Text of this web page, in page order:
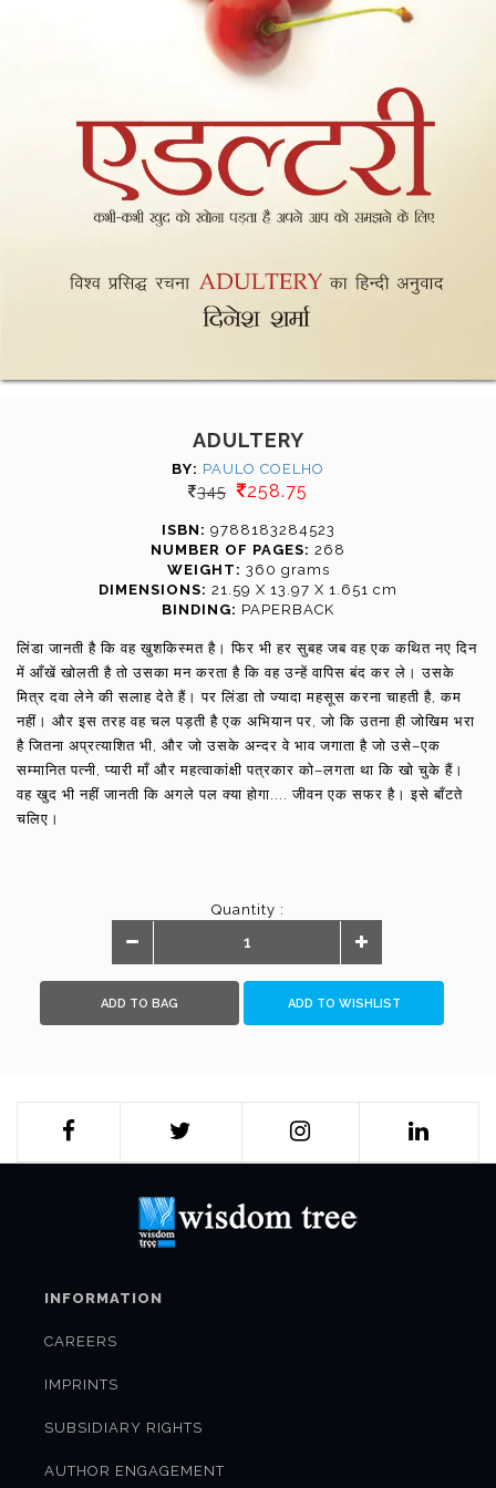
ADULTERY
BY: PAULO COELHO
345 258.75
ISBN: 9788183284523
NUMBER OF PAGES: 268
WEIGHT: 360 grams
DIMENSIONS: 21.59 X 13.97 X 1.651 cm
BINDING: PAPERBACK
लिंडा जानती है कि वह खुशकिस्मत है। फिर भी हर सुबह जब वह एक कथित नए दिन
में आँखें खोलती है तो उसका मन करता है कि वह उन्हें वापिस बंद कर ले। उसके
मित्र दवा लेने की सलाह देते हैं। पर लिंडा तो ज्यादा महसूस करना चाहती है, कम
नहीं। और इस तरह वह चल पड़ती है एक अभियान पर, जो कि उतना ही जोखिम भरा
है जितना अप्रत्याशित भी, और जो उसके अन्दर वे भाव जगाता है जो उसे–एक
सम्मानित पत्नी, प्यारी माँ और महत्वाकांक्षी पत्रकार को–लगता था कि खो चुके हैं।
वह खुद भी नहीं जानती कि अगले पल क्या होगा.... जीवन एक सफर है। इसे बाँटते
चलिए।
Quantity :
ADD TO BAG ADD TO WISHLIST
INFORMATION
CAREERS
IMPRINTS
SUBSIDIARY RIGHTS
AUTHOR ENGAGEMENT